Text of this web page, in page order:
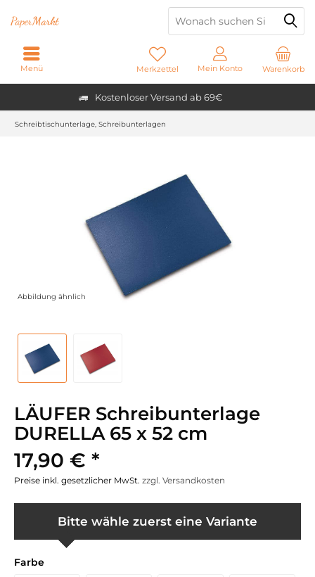
Kostenloser Versand ab 69€
PaperMarkt
Warenkorb
Merkzettel Mein Konto
Menü
Schreibtischunterlage, Schreibunterlagen
Abbildung ähnlich
LÄUFER Schreibunterlage
DURELLA 65 x 52 cm
17,90 € *
Preise inkl. gesetzlicher MwSt. zzgl. Versandkosten
Bitte wähle zuerst eine Variante
Farbe